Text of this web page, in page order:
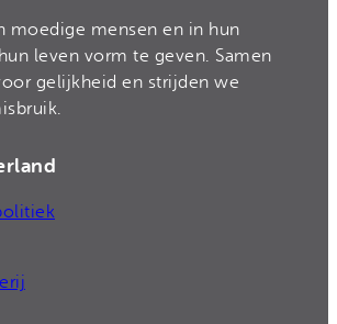
moedige mensen en in hun
leven vorm te geven. Samen
gelijkheid en strijden we